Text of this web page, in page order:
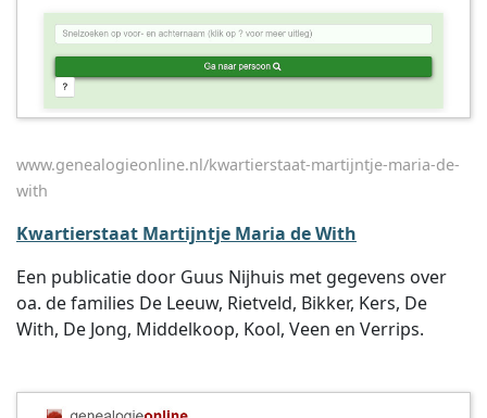
www.genealogieonline.nl/kwartierstaat-martijntje-maria-de-
with
Kwartierstaat Martijntje Maria de With
Een publicatie door Guus Nijhuis met gegevens over
oa. de families De Leeuw, Rietveld, Bikker, Kers, De
With, De Jong, Middelkoop, Kool, Veen en Verrips.